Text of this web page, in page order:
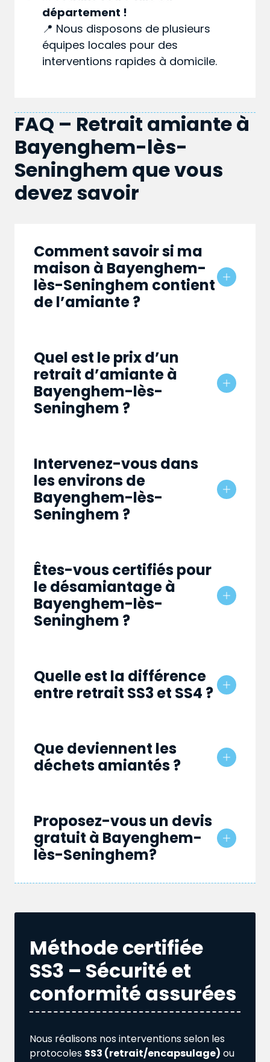
département !
📍 Nous disposons de plusieurs
équipes locales pour des
interventions rapides à domicile.
FAQ – Retrait amiante à
Bayenghem-lès-
Seninghem que vous
devez savoir
Comment savoir si ma
maison à Bayenghem-
lès-Seninghem contient
de l’amiante ?
Quel est le prix d’un
retrait d’amiante à
Bayenghem-lès-
Seninghem ?
Intervenez-vous dans
les environs de
Bayenghem-lès-
Seninghem ?
Êtes-vous certifiés pour
le désamiantage à
Bayenghem-lès-
Seninghem ?
Quelle est la différence
entre retrait SS3 et SS4 ?
Que deviennent les
déchets amiantés ?
Proposez-vous un devis
gratuit à Bayenghem-
lès-Seninghem?
Méthode certifiée
SS3 – Sécurité et
conformité assurées
Nous réalisons nos interventions selon les
protocoles SS3 (retrait/encapsulage) ou